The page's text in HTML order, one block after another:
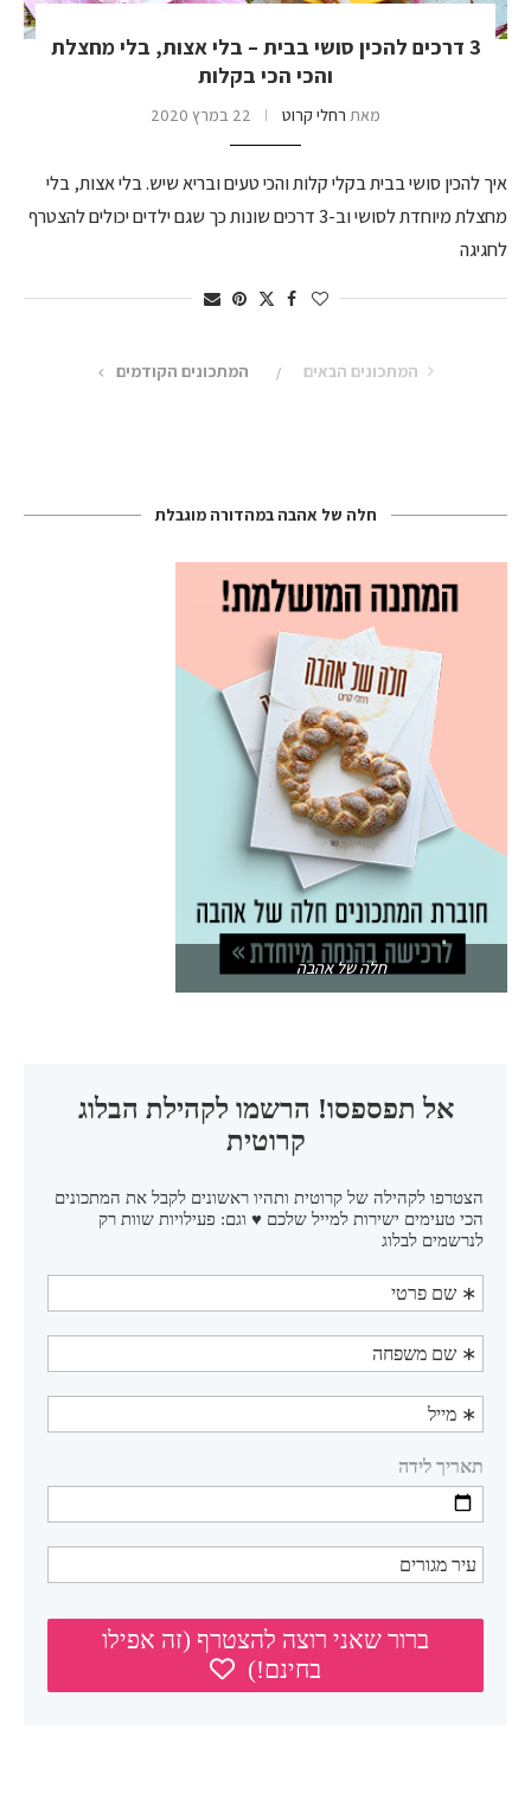
3 דרכים להכין סושי בבית – בלי אצות, בלי מחצלת
והכי הכי בקלות
מאת רחלי קרוט 22 במרץ 2020
איך להכין סושי בבית בקלי קלות והכי טעים ובריא שיש. בלי אצות, בלי
מחצלת מיוחדת לסושי וב-3 דרכים שונות כך שגם ילדים יכולים להצטרף
לחגיגה
המתכונים הבאים המתכונים הקודמים
חלה של אהבה במהדורה מוגבלת
חלה של אהבה